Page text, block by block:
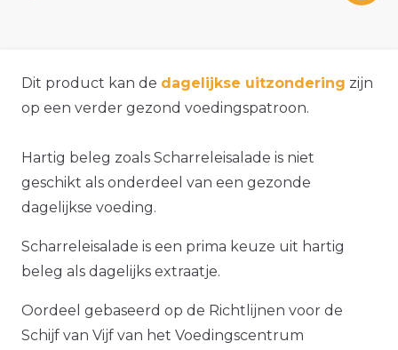
Dit product kan de dagelijkse uitzondering zijn
op een verder gezond voedingspatroon.
Hartig beleg zoals Scharreleisalade is niet
geschikt als onderdeel van een gezonde
dagelijkse voeding.
Scharreleisalade is een prima keuze uit hartig
beleg als dagelijks extraatje.
Oordeel gebaseerd op de Richtlijnen voor de
Schijf van Vijf van het Voedingscentrum